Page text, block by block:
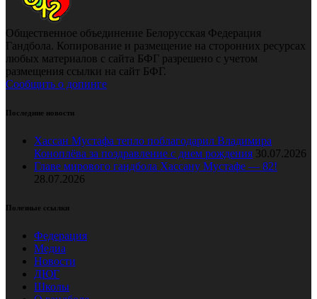
Общественное объединение Белорусская Федерация
Гандбола. Копирование и размещение на сторонних ресурсах
любых материалов с сайта БФГ разрешено с учетом
размещения ссылки на сайт БФГ.
Сообщить о допинге
Последние новости
Хассан Мустафа тепло поблагодарил Владимира
Коноплёва за поздравление с днем рождения 30.07.2026
Главе мирового гандбола Хассану Мустафе — 82!
28.07.2026
Полезные ссылки
Федерация
Медиа
Новости
ДЮГ
Школы